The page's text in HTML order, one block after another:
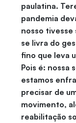
paulatina.
pandemia
nosso tivesse
se livra do
fino que leva
Pois é: nossa
estamos
precisar de
movimento,
reabilitação